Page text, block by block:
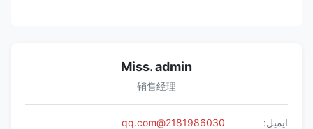
Miss. admin
销售经理
ایمیل:
2181986030@qq.com